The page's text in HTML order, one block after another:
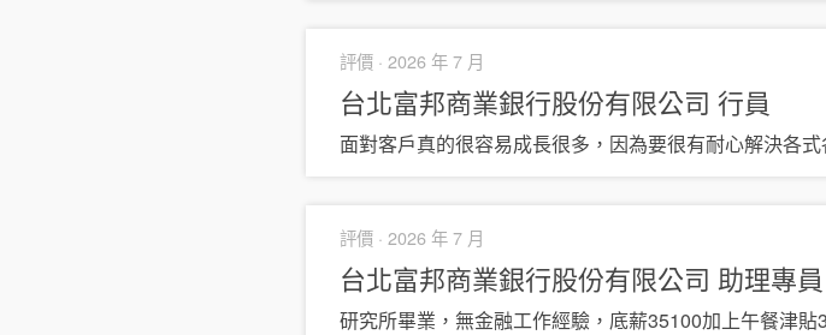
評價 · 2026 年 7 月
台北富邦商業銀行股份有限公司 行員
面對客戶真的很容易成長很多，因為要很有耐心解決各
評價 · 2026 年 7 月
台北富邦商業銀行股份有限公司 助理專員
研究所畢業，無金融工作經驗，底薪35100加上午餐津貼